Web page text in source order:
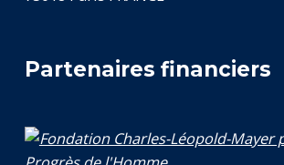
Partenaires financiers